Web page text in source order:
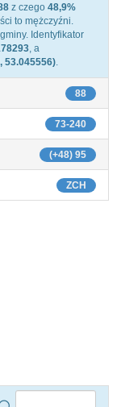
z czego 48,9%
to mężczyźni.
Identyfikator
, a
53.045556).
88
73-240
(+48) 95
ZCH